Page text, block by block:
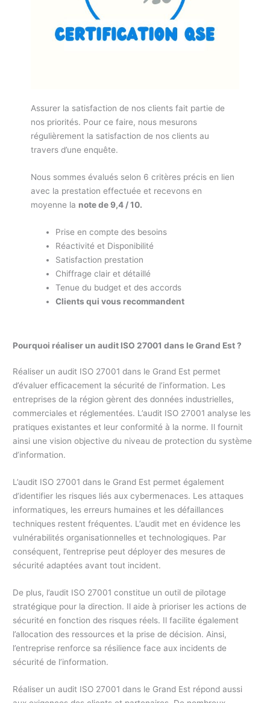
Assurer la satisfaction de nos clients fait partie de
nos priorités. Pour ce faire, nous mesurons
régulièrement la satisfaction de nos clients au
travers d’une enquête.
Nous sommes évalués selon 6 critères précis en lien
avec la prestation effectuée et recevons en
moyenne la note de 9,4 / 10.
Prise en compte des besoins
Réactivité et Disponibilité
Satisfaction prestation
Chiffrage clair et détaillé
Tenue du budget et des accords
Clients qui vous recommandent
Pourquoi réaliser un audit ISO 27001dans le Grand Est?
Réaliser un audit ISO 27001 dans le Grand Est permet
d’évaluer efficacement la sécurité de l’information. Les
entreprises de la région gèrent des données industrielles,
commerciales et réglementées. L’audit ISO 27001 analyse les
pratiques existantes et leur conformité à la norme. Il fournit
ainsi une vision objective du niveau de protection du système
d’information.
L’audit ISO 27001 dans le Grand Est permet également
d’identifier les risques liés aux cybermenaces. Les attaques
informatiques, les erreurs humaines et les défaillances
techniques restent fréquentes. L’audit met en évidence les
vulnérabilités organisationnelles et technologiques. Par
conséquent, l’entreprise peut déployer des mesures de
sécurité adaptées avant tout incident.
De plus, l’audit ISO 27001 constitue un outil de pilotage
stratégique pour la direction. Il aide à prioriser les actions de
sécurité en fonction des risques réels. Il facilite également
l’allocation des ressources et la prise de décision. Ainsi,
l’entreprise renforce sa résilience face aux incidents de
sécurité de l’information.
Réaliser un audit ISO 27001 dans le Grand Est répond aussi